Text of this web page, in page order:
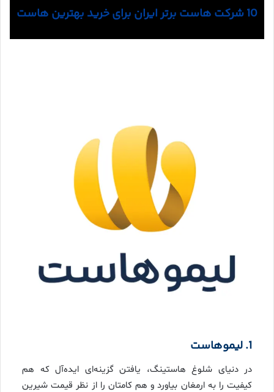
10 شرکت هاست برتر ایران برای خرید بهترین هاست
1. لیمو‌هاست
در دنیای شلوغ هاستینگ، یافتن گزینه‌ای ایده‌آل که هم
کیفیت را به ارمغان بیاورد و هم کامتان را از نظر قیمت شیرین